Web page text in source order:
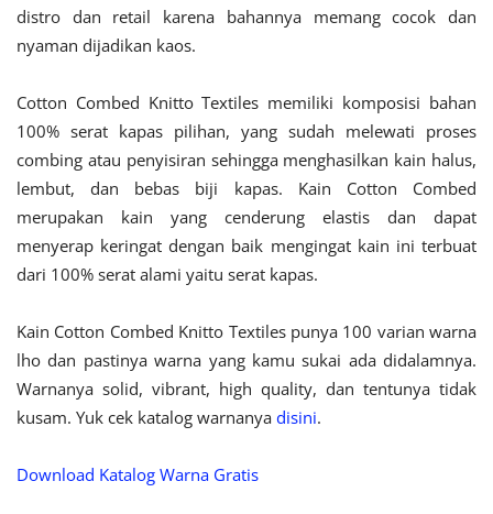
distro dan retail karena bahannya memang cocok dan
nyaman dijadikan kaos.
Cotton Combed Knitto Textiles memiliki komposisi bahan
100% serat kapas pilihan, yang sudah melewati proses
combing atau penyisiran sehingga menghasilkan kain halus,
lembut, dan bebas biji kapas. Kain Cotton Combed
merupakan kain yang cenderung elastis dan dapat
menyerap keringat dengan baik mengingat kain ini terbuat
dari 100% serat alami yaitu serat kapas.
Kain Cotton Combed Knitto Textiles punya 100 varian warna
lho dan pastinya warna yang kamu sukai ada didalamnya.
Warnanya solid, vibrant, high quality, dan tentunya tidak
kusam. Yuk cek katalog warnanya disini.
Download Katalog Warna Gratis